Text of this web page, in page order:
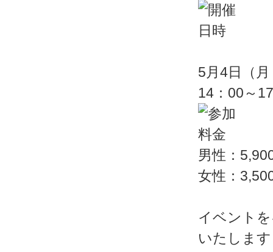
5月4日（
14：00～
男性：
女性：
イベント
いたします